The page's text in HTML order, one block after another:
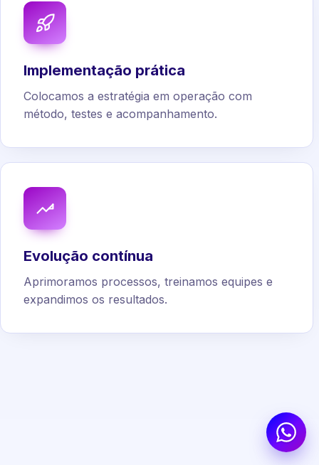
Implementação prática
Colocamos a estratégia em operação com
método, testes e acompanhamento.
Evolução contínua
Aprimoramos processos, treinamos equipes e
expandimos os resultados.